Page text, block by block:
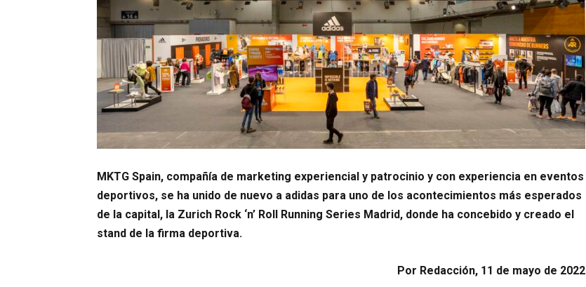
MKTG Spain, compañía de marketing experiencial y patrocinio y con experiencia en eventos
deportivos, se ha unido de nuevo a adidas para uno de los acontecimientos más esperados
de la capital, la Zurich Rock ‘n’ Roll Running Series Madrid, donde ha concebido y creado el
stand de la firma deportiva.
Por Redacción, 11 de mayo de 2022